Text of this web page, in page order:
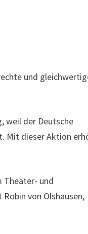
und
weil der Deutsche
Mit dieser Aktion
Theater- und
von Olshausen,